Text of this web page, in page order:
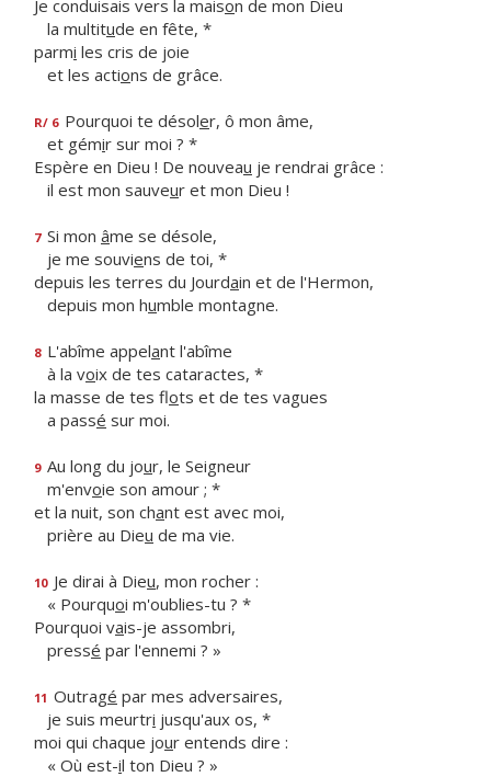
Je conduisais vers la maison de mon Dieu
la multitude en fête, *
parmi les cris de joie
et les actions de grâce.
R/ 6 Pourquoi te désoler, ô mon âme,
et gémir sur moi ? *
Espère en Dieu ! De nouveau je rendrai grâce :
il est mon sauveur et mon Dieu !
7 Si mon âme se désole,
je me souviens de toi, *
depuis les terres du Jourdain et de l'Hermon,
depuis mon humble montagne.
8 L'abîme appelant l'abîme
à la voix de tes cataractes, *
la masse de tes flots et de tes vagues
a passé sur moi.
9 Au long du jour, le Seigneur
m'envoie son amour ; *
et la nuit, son chant est avec moi,
prière au Dieu de ma vie.
10 Je dirai à Dieu, mon rocher :
« Pourquoi m'oublies-tu ? *
Pourquoi vais-je assombri,
pressé par l'ennemi ? »
11 Outragé par mes adversaires,
je suis meurtri jusqu'aux os, *
moi qui chaque jour entends dire :
« Où est-il ton Dieu ? »